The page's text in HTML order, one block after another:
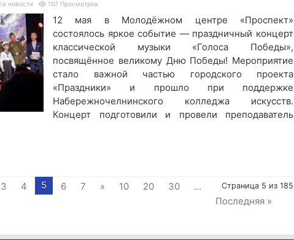
новости 107 Просмотров
12 мая в Молодёжном центре «Проспект»
состоялось яркое событие — праздничный концерт
классической музыки «Голоса Победы»,
посвящённое великому Дню Победы! Мероприятие
стало важной частью городского проекта
«Праздники» и прошло при поддержке
Набережночелнинского колледжа искусств.
Концерт подготовили и провели преподаватель
Страница 5 из 185
3 4 5 6 7 » 10 20 30
...
Последняя »